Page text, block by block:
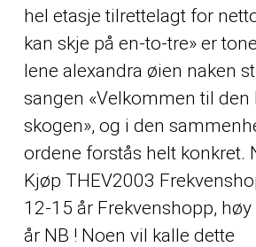
hel etasje tilrettelagt for
kan skje på en-to-tre» er
lene alexandra øien naken
sangen «Velkommen til den
skogen», og i den
ordene forstås helt konkret.
Kjøp THEV2003
12-15 år Frekvenshopp,
år NB ! Noen vil kalle dette